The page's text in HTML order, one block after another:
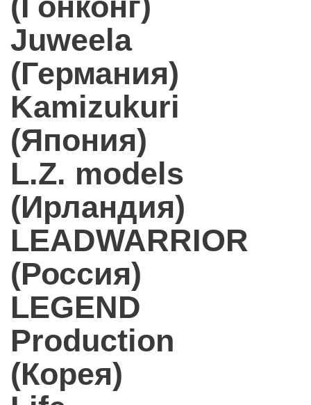
Juweela
(Германия)
Kamizukuri
(Япония)
L.Z. models
(Ирландия)
LEADWARRIOR
(Россия)
LEGEND
Production
(Корея)